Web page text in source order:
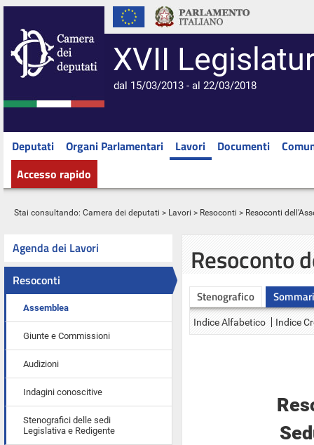
XVII
dal 15/03/2013 - al 22/03/2018
Deputati Organi Parlamentari Lavori Documenti
Accesso rapido
Stai consultando: Camera dei deputati > Lavori > Resoconti > Resoconti
Agenda dei Lavori
Resoconti
Assemblea
Giunte e Commissioni
Audizioni
Indagini conoscitive
Stenografici delle sedi
Legislativa e Redigente
Resoconto
Stenografico
Indice Alfabetico Indice